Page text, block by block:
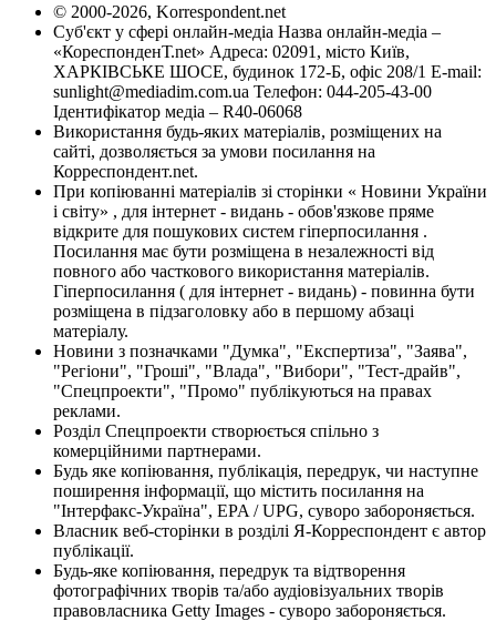
© 2000-2026, Korrespondent.net
Суб'єкт у сфері онлайн-медіа Назва онлайн-медіа –
«КореспонденТ.net» Адреса: 02091, місто Київ,
ХАРКІВСЬКЕ ШОСЕ, будинок 172-Б, офіс 208/1 E-mail:
sunlight@mediadim.com.ua Телефон: 044-205-43-00
Ідентифікатор медіа – R40-06068
Використання будь-яких матеріалів, розміщених на
сайті, дозволяється за умови посилання на
Корреспондент.net.
При копіюванні матеріалів зі сторінки « Новини України
і світу» , для інтернет - видань - обов'язкове пряме
відкрите для пошукових систем гіперпосилання .
Посилання має бути розміщена в незалежності від
повного або часткового використання матеріалів.
Гіперпосилання ( для інтернет - видань) - повинна бути
розміщена в підзаголовку або в першому абзаці
матеріалу.
Новини з позначками "Думка", "Експертиза", "Заява",
"Регіони", "Гроші", "Влада", "Вибори", "Тест-драйв",
"Спецпроекти", "Промо" публікуються на правах
реклами.
Розділ Спецпроекти створюється спільно з
комерційними партнерами.
Будь яке копіювання, публікація, передрук, чи наступне
поширення інформації, що містить посилання на
"Інтерфакс-Україна", EPA / UPG, суворо забороняється.
Власник веб-сторінки в розділі Я-Корреспондент є автор
публікації.
Будь-яке копіювання, передрук та відтворення
фотографічних творів та/або аудіовізуальних творів
правовласника Getty Images - суворо забороняється.